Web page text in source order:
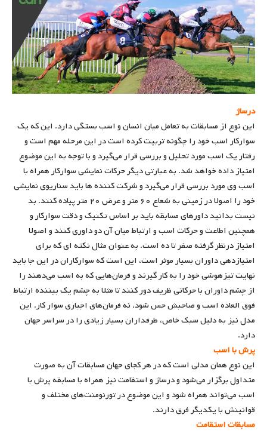
درساژ
این نوع از مسابقات به تعامل میان انسان و اسب بستگی دارد. این که یک
سوارکار اسب خود را چگونه تربیت کرده است در این مرحله مهم است و
رفتار یک اسب مورد تحلیل و بررسی قرار می‌گیرد و با توجه به این موضوع
امتیاز داده خواهد شد. به عبارتی دیگر حرکات نمایشی سوارکار همراه با
اسب وی مورد بررسی قرار می‌گیرد و شرکت کننده ها باید سناریوی نمایشی
خود را اصولا در زمینی به شعاع ۶۰ متر و عرض ۲۰ متر پیاده کنند. بد
نیست بدانید داورهای مسابقه باید بر اساس تکنیک و دقت سوارکار و
همچنین اطاعت و حرکات اسب و ارتباط میان آن دو داوری کنند و اصولا
امتیاز درنظر گرفته صفر تا ده است. به عنوان مثال نکته ای که برای
امتیازدهی داوران بسیار موثر است، این است که سوارکاران در این جا باید
نهایت تیزهوشی خود را به کار گیرند و فرمان‌هایی که به اسب می‌دهند را
از چشم داوران با حرکاتی ظریف دور کنند تا مثلا به چشم یک بیننده ارتباط
فوق العاده اسب و صاحبش حس شود، نه فرمان‌های اجباری سوار کار. این
مدل نیز به دلیل سبک خاص، طرفداران بسیار زیادی را در سراسر جهان
دارد.
پرش با اسب
این نوع همان مدلی است که در هر کجای جهان مسابقات آن به صورت
متداول برگزار می‌شود و درساژ و استقامت نیز همراه با مسابقه پرش با
اسب می‌تواند همراه شود و این موضوع در تورنومنت‌های مختلف و
قوانینش با یکدیگر فرق دارند.
مسابقات استقامت